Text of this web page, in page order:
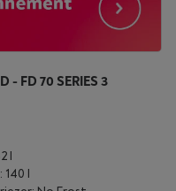
- FD 70 SERIES 3
l
140 l